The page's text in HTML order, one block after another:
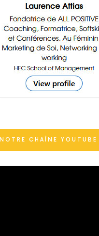
NOTRE CHAÎNE YOUTUBE